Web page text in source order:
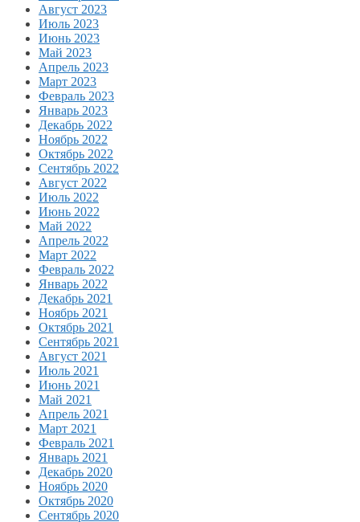
Август 2023
Июль 2023
Июнь 2023
Май 2023
Апрель 2023
Март 2023
Февраль 2023
Январь 2023
Декабрь 2022
Ноябрь 2022
Октябрь 2022
Сентябрь 2022
Август 2022
Июль 2022
Июнь 2022
Май 2022
Апрель 2022
Март 2022
Февраль 2022
Январь 2022
Декабрь 2021
Ноябрь 2021
Октябрь 2021
Сентябрь 2021
Август 2021
Июль 2021
Июнь 2021
Май 2021
Апрель 2021
Март 2021
Февраль 2021
Январь 2021
Декабрь 2020
Ноябрь 2020
Октябрь 2020
Сентябрь 2020